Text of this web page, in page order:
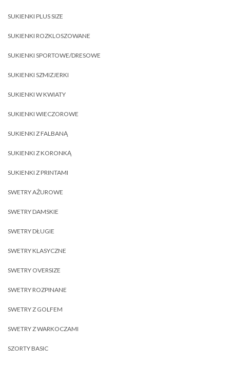
SUKIENKI PLUS SIZE
SUKIENKI ROZKLOSZOWANE
SUKIENKI SPORTOWE/DRESOWE
SUKIENKI SZMIZJERKI
SUKIENKI W KWIATY
SUKIENKI WIECZOROWE
SUKIENKI Z FALBANĄ
SUKIENKI Z KORONKĄ
SUKIENKI Z PRINTAMI
SWETRY AŻUROWE
SWETRY DAMSKIE
SWETRY DŁUGIE
SWETRY KLASYCZNE
SWETRY OVERSIZE
SWETRY ROZPINANE
SWETRY Z GOLFEM
SWETRY Z WARKOCZAMI
SZORTY BASIC